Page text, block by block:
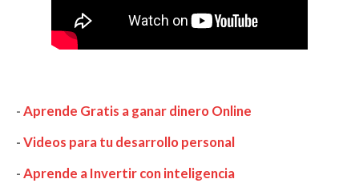
-Aprende Gratis a ganar dinero Online
-Videos para tu desarrollo personal
-Aprende a Invertir con inteligencia